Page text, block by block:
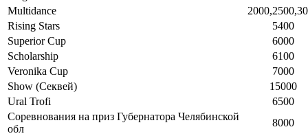
Multidance
Rising Stars
5400
Superior Cup
6000
Scholarship
6100
Veronika Cup
7000
Show (Секвей)
15000
Ural Trofi
6500
Соревнования на приз Губернатора Челябинской
обл
8000